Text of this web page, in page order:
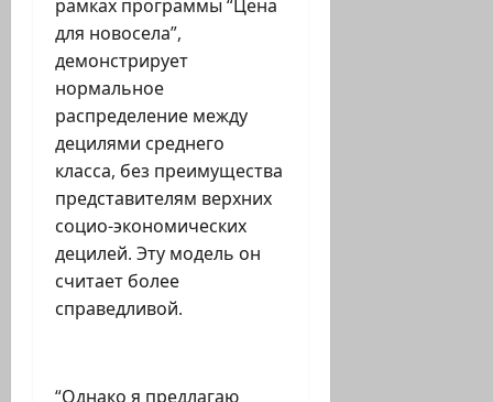
рамках программы “Цена
для новосела”,
демонстрирует
нормальное
распределение между
децилями среднего
класса, без преимущества
представителям верхних
социо-экономических
децилей. Эту модель он
считает более
справедливой.
“Однако я предлагаю